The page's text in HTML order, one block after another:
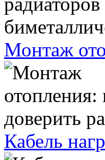
Монтаж
Кабель